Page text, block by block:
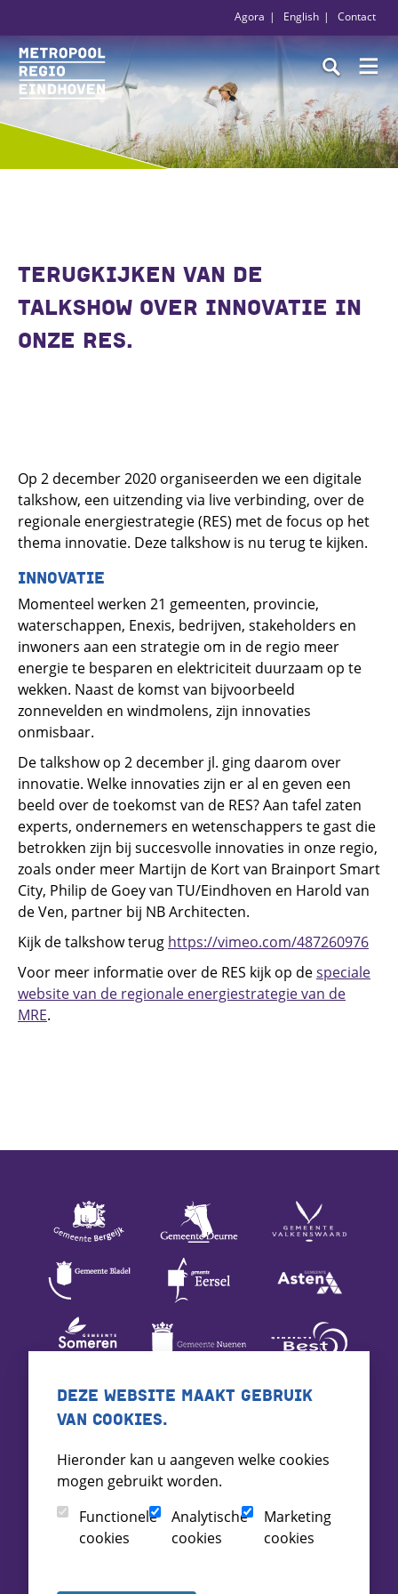
Agora English Contact
TERUGKIJKEN VAN DE
TALKSHOW OVER INNOVATIE IN
ONZE RES.
Op 2 december 2020 organiseerden we een digitale
talkshow, een uitzending via live verbinding, over de
regionale energiestrategie (RES) met de focus op het
thema innovatie. Deze talkshow is nu terug te kijken.
INNOVATIE
Momenteel werken 21 gemeenten, provincie,
waterschappen, Enexis, bedrijven, stakeholders en
inwoners aan een strategie om in de regio meer
energie te besparen en elektriciteit duurzaam op te
wekken. Naast de komst van bijvoorbeeld
zonnevelden en windmolens, zijn innovaties
onmisbaar.
De talkshow op 2 december jl. ging daarom over
innovatie. Welke innovaties zijn er al en geven een
beeld over de toekomst van de RES? Aan tafel zaten
experts, ondernemers en wetenschappers te gast die
betrokken zijn bij succesvolle innovaties in onze regio,
zoals onder meer Martijn de Kort van Brainport Smart
City, Philip de Goey van TU/Eindhoven en Harold van
de Ven, partner bij NB Architecten.
Kijk de talkshow terug https://vimeo.com/487260976
Voor meer informatie over de RES kijk op despeciale
website van de regionale energiestrategie van de
MRE.
DEZE WEBSITE MAAKT GEBRUIK
VAN COOKIES.
Hieronder kan u aangeven welke cookies
mogen gebruikt worden.
Functionele
cookies
Analytische
cookies
Marketing
cookies